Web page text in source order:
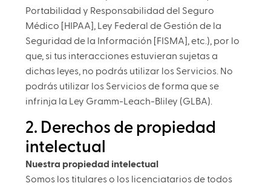
Portabilidad y Responsabilidad del Seguro
Médico [HIPAA], Ley Federal de Gestión de la
Seguridad de la Información [FISMA], etc.), por lo
que, si tus interacciones estuvieran sujetas a
dichas leyes, no podrás utilizar los Servicios. No
podrás utilizar los Servicios de forma que se
infrinja la Ley Gramm-Leach-Bliley (GLBA).
2. Derechos de propiedad
intelectual
Nuestra propiedad intelectual
Somos los titulares o los licenciatarios de todos